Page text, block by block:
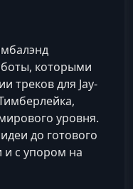
которыми
треков для Jay-
уровня.
до готового
с упором на